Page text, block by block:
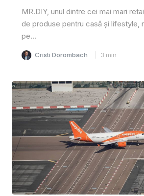
MR.DIY, unul dintre cei mai mari
de produse pentru casă și lifestyle,
pe...
Cristi Dorombach 3 min